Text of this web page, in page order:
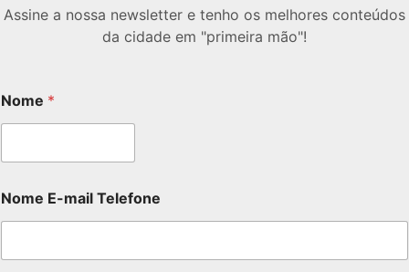
Assine a nossa newsletter e tenho os melhores conteúdos
da cidade em "primeira mão"!
Nome *
Nome E-mail Telefone